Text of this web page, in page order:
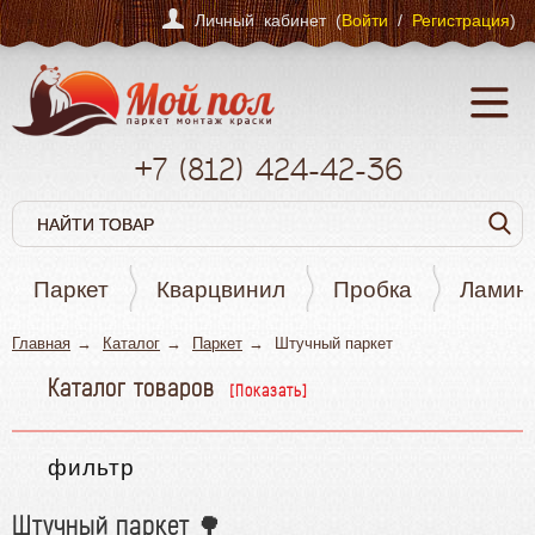
Личный кабинет (Войти/Регистрация)
+7 (812) 424-42-36
Паркет Кварцвинил Пробка
Главная Каталог Паркет Штучный паркет
Каталог товаров
Паркет
Штучный паркет
фильтр
Штучный паркет 🌳